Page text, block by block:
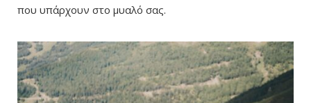
που υπάρχουν στο μυαλό σας.